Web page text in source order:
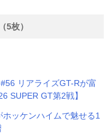
5枚）
リアライズGT-Rが富
SUPER GT第2戦】
ッケンハイムで魅せる1